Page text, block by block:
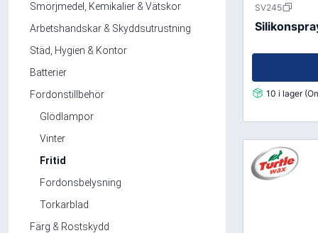
Hylsor
Luftverktyg
Mutterdragare
Nipplar
Monteringsverktyg
Reparationsverktyg
Städ, Hygien & Kontor
Smörjmedel, Kemikalier & Vätskor
Arbetshandskar & Skyddsutrustning
Städ, Hygien & Kontor
Batterier
Fordonstillbehör
Glödlampor
Vinter
Fritid
Fordonsbelysning
Torkarblad
Färg & Rostskydd
SV245
10 i lager